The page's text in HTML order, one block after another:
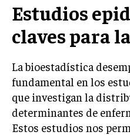
Estudios
claves para
La bioestadística
fundamental en los
que investigan la
determinantes de
Estos estudios nos